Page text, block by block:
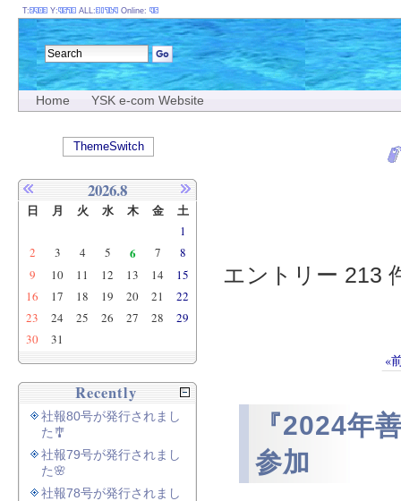
Home YSK e-com Website
エントリー 213
«
『2024年
参加
T: Y: ALL: Online:
ThemeSwitch
2026.8
日 月 火 水 木 金 土
1
2
3 4 5 6 7
8
9
10 11 12 13 14
15
16
17 18 19 20 21
22
23
24 25 26 27 28
29
30
31
Recently
社報80号が発行されまし
た🎐
社報79号が発行されまし
た🌸
社報78号が発行されまし